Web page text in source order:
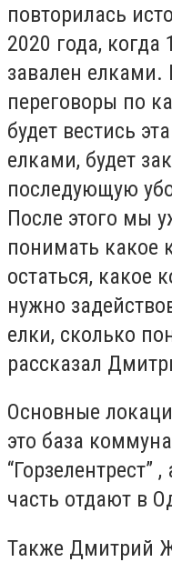
повторилась
2020 года,
завален
переговоры по
будет вестись
елками, будет
последующую
После этого мы
понимать какое
остаться, какое
нужно
елки, сколько
рассказал
Основные
это база
часть отдают в
Также Дмитрий